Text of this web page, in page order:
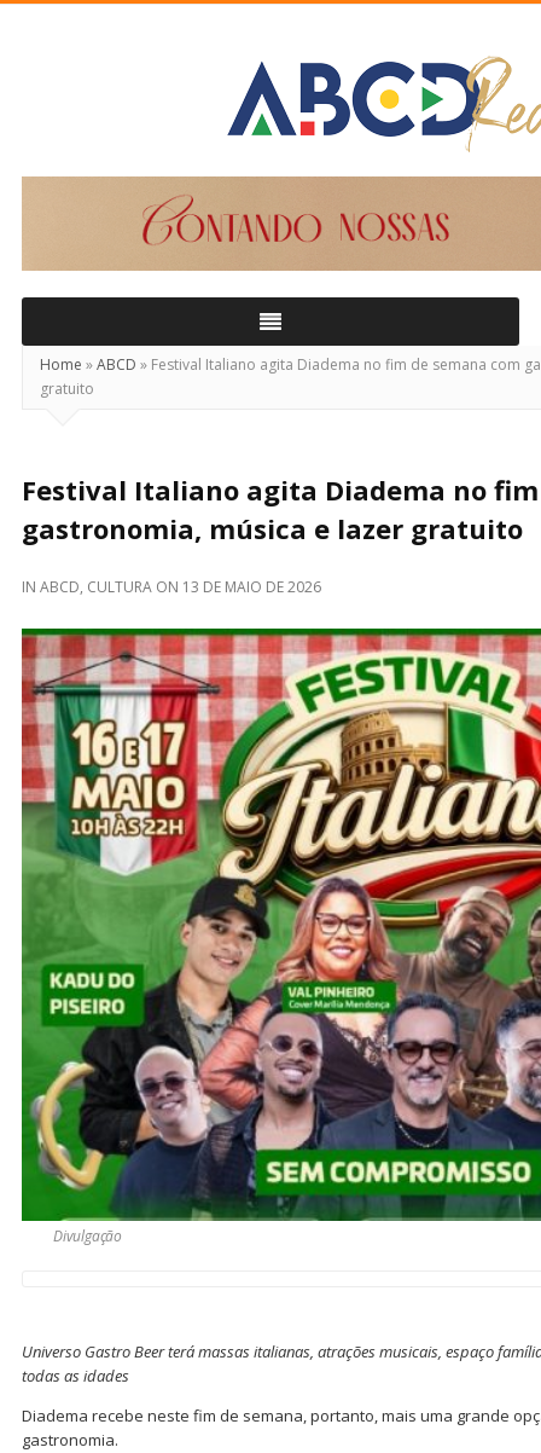
Home »ABCD » Festival Italiano agita Diadema no fim de semana com
gratuito
Festival Italiano agita Diadema no
gastronomia, música e lazer gratuito
IN ABCD, CULTURA ON 13 DE MAIO DE 2026
Divulgação
Universo Gastro Beer terá massas italianas, atrações musicais, espaço
todas as idades
Diadema recebe neste fim de semana, portanto, mais uma grande
gastronomia.